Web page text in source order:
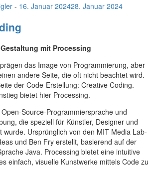
- 16. Januar 202428. Januar 2024
mit Processing
das Image von Programmierung, aber
andere Seite, die oft nicht beachtet wird.
der Code-Erstellung: Creative Coding.
bietet hier Processing.
Source-Programmiersprache und
die speziell für Künstler, Designer und
wurde. Ursprünglich von den MIT Media Lab-
und Ben Fry erstellt, basierend auf der
Java. Processing bietet eine intuitive
einfach, visuelle Kunstwerke mittels Code zu